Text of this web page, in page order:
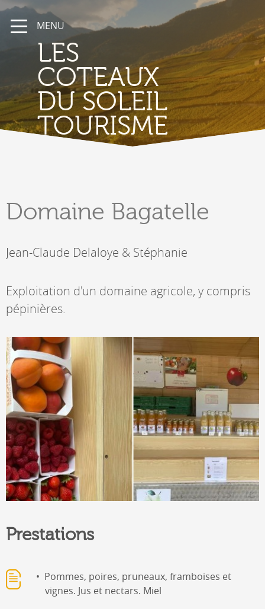
MENU
LES
COTEAUX
DU SOLEIL
TOURISME
Domaine Bagatelle
Jean-Claude Delaloye & Stéphanie
Exploitation d'un domaine agricole, y compris
pépinières.
Prestations
Pommes, poires, pruneaux, framboises et
vignes. Jus et nectars. Miel